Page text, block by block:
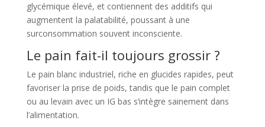
glycémique élevé, et contiennent des additifs qui
augmentent la palatabilité, poussant à une
surconsommation souvent inconsciente.
Le pain fait-il toujours grossir ?
Le pain blanc industriel, riche en glucides rapides, peut
favoriser la prise de poids, tandis que le pain complet
ou au levain avec un IG bas s’intègre sainement dans
l’alimentation.